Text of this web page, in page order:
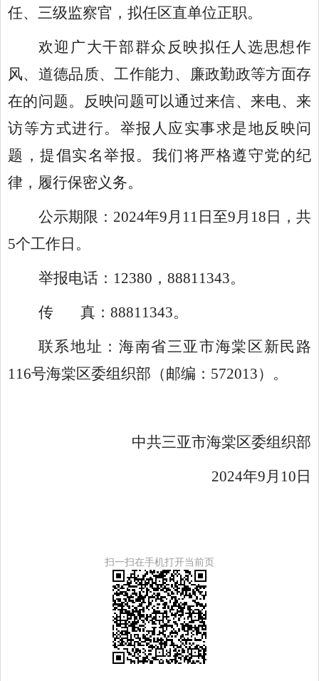
任、三级监察官，拟任区直单位正职。
欢迎广大干部群众反映拟任人选思想作
风、道德品质、工作能力、廉政勤政等方面存
在的问题。反映问题可以通过来信、来电、来
访等方式进行。举报人应实事求是地反映问
题，提倡实名举报。我们将严格遵守党的纪
律，履行保密义务。
公示期限： 2024年9月11日至9月18日，共
5个工作日。
举报电话： 12380，88811343。
传
真： 88811343。
联系地址：海南省三亚市海棠区新民路
116号海棠区委组织部（邮编：572013）。
中共三亚市海棠区委组织部
2024年9月10日
扫一扫在手机打开当前页